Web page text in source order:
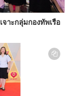
จาะกลุ่มกองทัพเรือ